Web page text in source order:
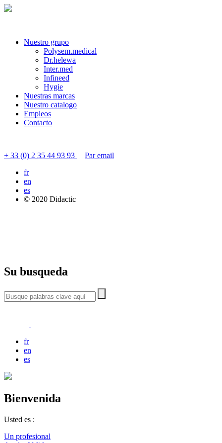
Nuestro grupo
Polysem.medical
Dr.helewa
Inter.med
Infineed
Hygie
Nuestras marcas
Nuestro catalogo
Empleos
Contacto
+ 33 (0) 2 35 44 93 93
Par email
fr
en
es
© 2020 Didactic
Su busqueda
fr
en
es
Bienvenida
Usted es :
Un profesional